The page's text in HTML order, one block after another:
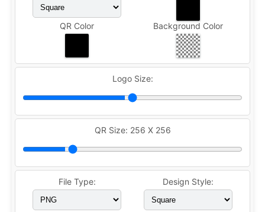
QR Color Background Color
Logo Size:
QR Size: 256 X 256
File Type: Design Style: